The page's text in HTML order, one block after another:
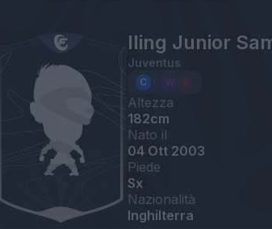
Iling Junior
Juventus
Altezza
182cm
Nato il
04 Ott 2003
Piede
Sx
Nazionalità
Inghilterra